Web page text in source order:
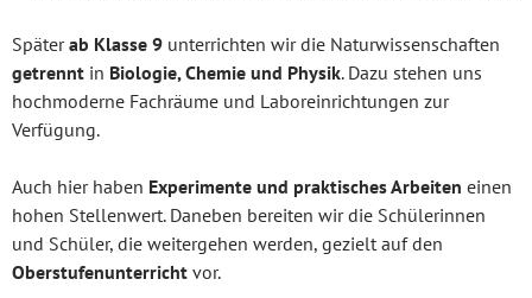
Späterab Klasse 9 unterrichten wir die Naturwissenschaften
getrennt in Biologie, Chemie und Physik. Dazu stehen uns
hochmoderne Fachräume und Laboreinrichtungen zur
Verfügung.
Auch hier haben Experimente und praktisches Arbeiten einen
hohen Stellenwert. Daneben bereiten wir die Schülerinnen
und Schüler, die weitergehen werden, gezielt auf den
Oberstufenunterricht vor.